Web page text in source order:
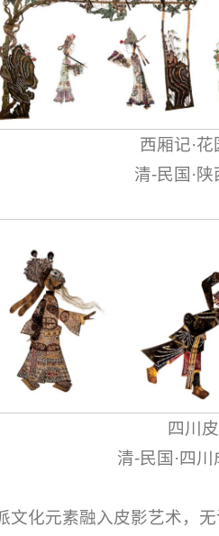
西厢记·
清-民国·陕
四川
清-民国·四川
文化元素融入皮影艺术，